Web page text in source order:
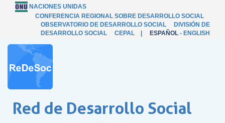
NACIONES UNIDAS
CONFERENCIA REGIONAL SOBRE DESARROLLO SOCIAL
OBSERVATORIO DE DESARROLLO SOCIAL
DIVISIÓN DE
DESARROLLO SOCIAL
CEPAL ESPAÑOL - ENGLISH
Red de Desarrollo Social